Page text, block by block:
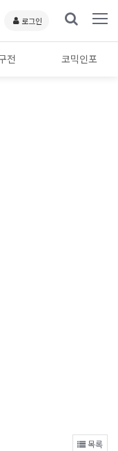
로그인
전 코믹인포
목록